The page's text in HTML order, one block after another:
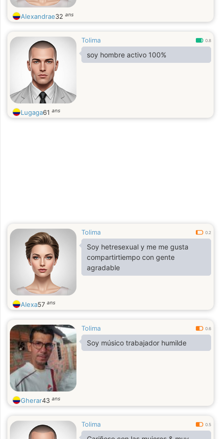
Alexandrae32 ans
Tolima 0.8
soy hombre activo 100%
Lugaga61 ans
Tolima 0.2
Soy hetresexual y me me gusta
compartirtiempo con gente
agradable
Alexa57 ans
Tolima 0.6
Soy músico trabajador humilde
Gherar43 ans
Tolima 0.5